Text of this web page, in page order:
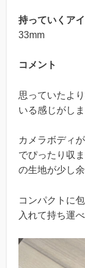
持っていくア
33mm
コメント
思っていたよ
いる感じがしま
カメラボディ
でぴったり収
の生地が少し余
コンパクトに
入れて持ち運